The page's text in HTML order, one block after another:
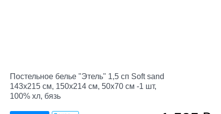
Постельное белье "Этель" 1,5 сп Soft sand
143х215 см, 150х214 см, 50х70 см -1 шт,
100% хл, бязь